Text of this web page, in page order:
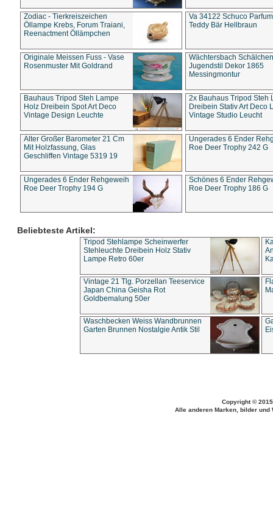
Zodiac - Tierkreiszeichen
Öllampe Krebs, Forum Traiani,
Reenactment Öllämpchen
Va 34122 Schuco
Teddy Bär Hellbraun
Originale Meissen Fuss - Vase
Rosenmuster Mit Goldrand
Wächtersbach Schälchen
Jugendstil Dekor 1865
Messingmontur
Bauhaus Tripod Steh Lampe
Holz Dreibein Spot Art Deco
Vintage Design Leuchte
2x Bauhaus Tripod Steh
Dreibein Stativ Art Deco
Vintage Studio Leucht
Alter Großer Barometer 21 Cm
Mit Holzfassung, Glas
Geschliffen Vintage 5319 19
Ungerades 6 Ender
Roe Deer Trophy 242 G
Ungerades 6 Ender Rehgeweih
Roe Deer Trophy 194 G
Schönes 6 Ender
Roe Deer Trophy 186 G
Beliebteste Artikel:
Tripod Stehlampe Scheinwerfer
Stehleuchte Dreibein Holz Stativ
Lampe Retro 60er
Vintage 21 Tlg. Porzellan Teeservice
Japan China Geisha Rot
Goldbemalung 50er
Waschbecken Weiss Wandbrunnen
Garten Brunnen Nostalgie Antik Stil
Copyright ©
Alle anderen Marken, bilder und